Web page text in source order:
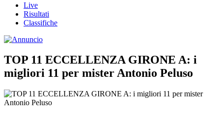
Live
Risultati
Classifiche
TOP 11 ECCELLENZA GIRONE A: i
migliori 11 per mister Antonio Peluso